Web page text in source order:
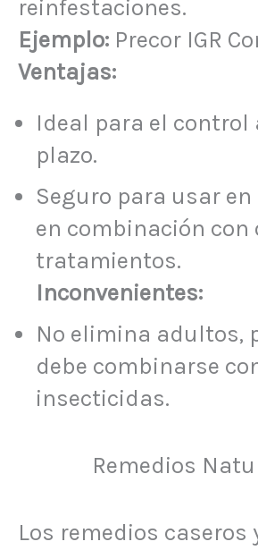
reinfestaciones.
Ejemplo: Precor IGR
Ventajas:
Ideal para el control
plazo.
Seguro para usar
en combinación con
tratamientos.
Inconvenientes:
No elimina adultos,
debe combinarse
insecticidas.
Remedios
Los remedios caseros